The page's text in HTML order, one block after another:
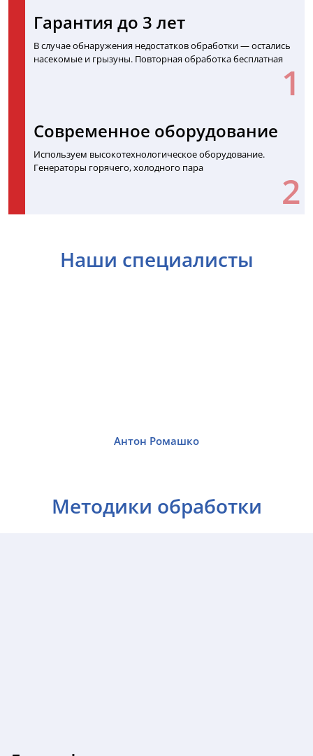
Гарантия до 3 лет
В случае обнаружения недостатков обработки — остались
насекомые и грызуны. Повторная обработка бесплатная
Современное оборудование
Используем высокотехнологическое оборудование.
Генераторы горячего, холодного пара
Наши специалисты
Антон Ромашко
Методики обработки